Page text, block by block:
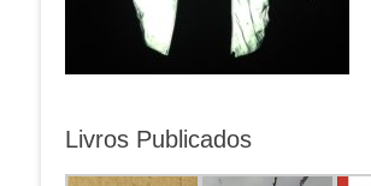
Livros Publicados